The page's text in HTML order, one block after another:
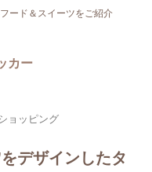
ード＆スイーツをご紹介
カー
ョッピング
デザインしたタ